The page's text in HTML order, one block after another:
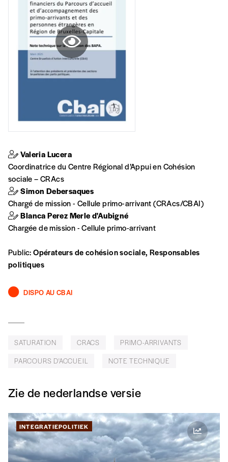
Les mots de passe ne correspondent pas
INSCRIPTION
confirmation et la mention “participation
Imag”.
NB: Vous pouvez choisir de participer
financièrement à tout moment, même après
avoir reçu plusieurs numéros. Ce paiement
volonté de soutenir nos activités.
NOS
FORMULES
Abonnement
20€*/an
5€*
*Prix indicatif, frais de port inclus
Je m'abonne à l'Imag
Format papier (livraison uniquement
en Belgique)
Format numérique
Valeria Lucera
Coordinatrice du Centre Régional d’Appui en Cohésion
sociale – CRAcs
Simon Debersaques
Chargé de mission - Cellule primo-arrivant (CRAcs/CBAI)
Blanca Perez Merle d'Aubigné
Chargée de mission - Cellule primo-arrivant
Public:Opérateurs de cohésion sociale, Responsables
politiques
DISPO AU CBAI
SATURATION CRACS
PRIMO-ARRIVANTS
PARCOURS D'ACCUEIL
NOTE TECHNIQUE
Zie de nederlandse versie
INTEGRATIEPOLITIEK